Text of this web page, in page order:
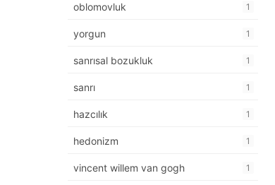
oblomovluk 1
yorgun 1
sanrısal bozukluk 1
sanrı 1
hazcılık 1
hedonizm 1
vincent willem van gogh 1